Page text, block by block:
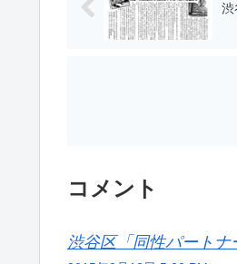
渋
コメント
渋谷区「同性パート